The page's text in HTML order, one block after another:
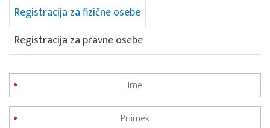
Registracija za fizične osebe
Registracija za pravne osebe